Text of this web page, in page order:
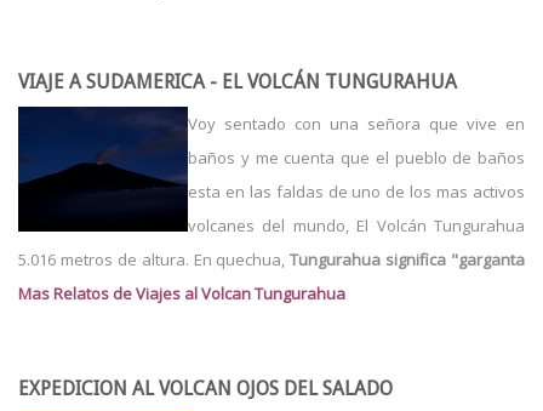
VIAJE A SUDAMERICA - EL VOLCÁN TUNGURAHUA
Voy sentado con una señora que vive en
baños y me cuenta que el pueblo de baños
esta en las faldas de uno de los mas activos
volcanes del mundo, El Volcán Tungurahua
5.016 metros de altura. En quechua,Tungurahua significa "garganta
Mas Relatos de Viajes al Volcan Tungurahua
EXPEDICION AL VOLCAN OJOS DEL SALADO